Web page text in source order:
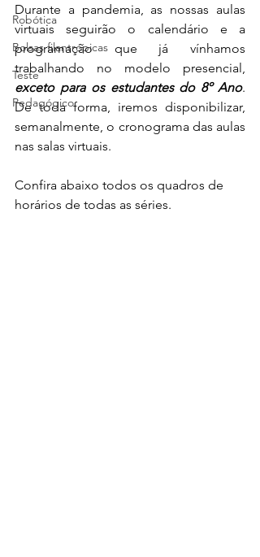
Robótica
Bolsas filantrópicas
Teste
Pedagógico
Durante a pandemia, as nossas aulas
virtuais seguirão o calendário e a
programação que já vínhamos
exceto para os estudantes do 8º Ano.
De toda forma, iremos disponibilizar,
semanalmente, o cronograma das aulas
nas salas virtuais.
Confira abaixo todos os quadros de
horários de todas as séries.